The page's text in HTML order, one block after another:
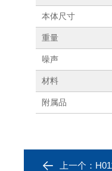
本体尺寸
重量
噪声
材料
附属品
上一个：